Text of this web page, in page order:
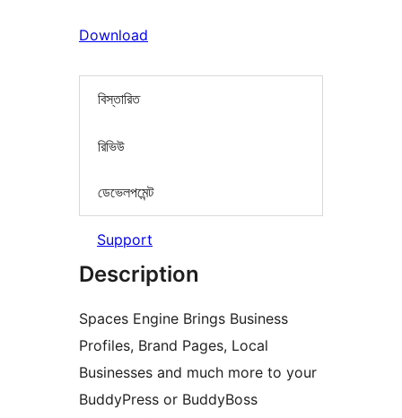
Download
বিস্তারিত
রিভিউ
ডেভেলপমেন্ট
Support
Description
Spaces Engine Brings Business
Profiles, Brand Pages, Local
Businesses and much more to your
BuddyPress or BuddyBoss